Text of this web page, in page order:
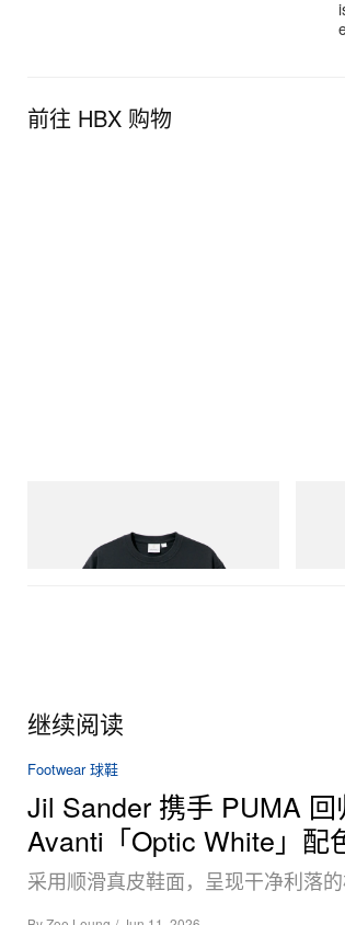
前往 HBX 购物
继续阅读
Footwear 球鞋
Jil Sander 携手 PUMA
Avanti「Optic White」配
采用顺滑真皮鞋面，呈现干净利落的